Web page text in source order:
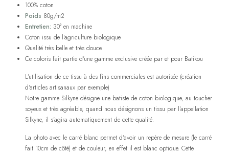
100% coton
Poids 80g/m2
Entretien: 30° en machine
Coton issu de l'agriculture biologique
Qualité très belle et très douce
Ce coloris fait partie d'une gamme exclusive créée par et pour Batikou
L'utilisation de ce tissu à des fins commerciales est autorisée (création
d'articles artisanaux par exemple)
Notre gamme Silkyne désigne une batiste de coton biologique, au toucher
soyeux et très agréable, quand nous désignons un tissu par l'appellation
Silkyne, il s'agira automatiquement de cette qualité.
La photo avec le carré blanc permet d'avoir un repère de mesure (le carré
fait 10cm de côté) et de couleur, en effet il est blanc optique. Cette